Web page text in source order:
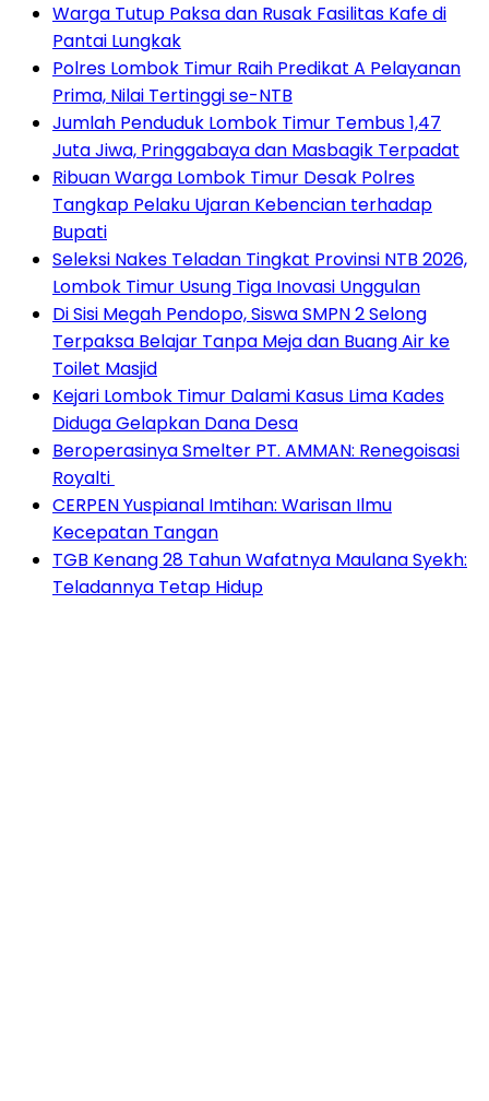
Warga Tutup Paksa dan Rusak Fasilitas Kafe di
Pantai Lungkak
Polres Lombok Timur Raih Predikat A Pelayanan
Prima, Nilai Tertinggi se-NTB
Jumlah Penduduk Lombok Timur Tembus 1,47
Juta Jiwa, Pringgabaya dan Masbagik Terpadat
Ribuan Warga Lombok Timur Desak Polres
Tangkap Pelaku Ujaran Kebencian terhadap
Bupati
Seleksi Nakes Teladan Tingkat Provinsi NTB 2026,
Lombok Timur Usung Tiga Inovasi Unggulan
Di Sisi Megah Pendopo, Siswa SMPN 2 Selong
Terpaksa Belajar Tanpa Meja dan Buang Air ke
Toilet Masjid
Kejari Lombok Timur Dalami Kasus Lima Kades
Diduga Gelapkan Dana Desa
Beroperasinya Smelter PT. AMMAN: Renegoisasi
Royalti
CERPEN Yuspianal Imtihan: Warisan Ilmu
Kecepatan Tangan
TGB Kenang 28 Tahun Wafatnya Maulana Syekh:
Teladannya Tetap Hidup